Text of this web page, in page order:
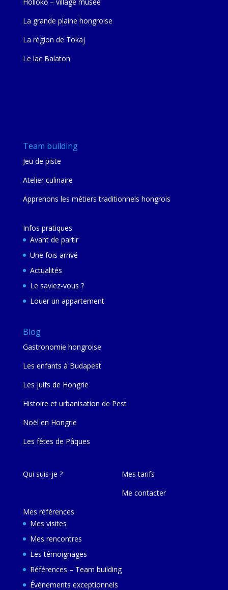
La grande plaine hongroise
La région de Tokaj
Le lac Balaton
Team building
Jeu de piste
Atelier culinaire
Apprenons les métiers traditionnels hongrois
Infos pratiques
Avant de partir
Une fois arrivé
Actualités
Le saviez-vous ?
Louer un appartement
Blog
Gastronomie hongroise
Les enfants à Budapest
Les juifs de Hongrie
Histoire et urbanisation de Pest
Noël en Hongrie
Les fêtes de Pâques
Qui suis-je ?
Mes références
Mes visites
Mes rencontres
Les témoignages
Références – Team building
Événements exceptionnels
Mes tarifs
Me contacter